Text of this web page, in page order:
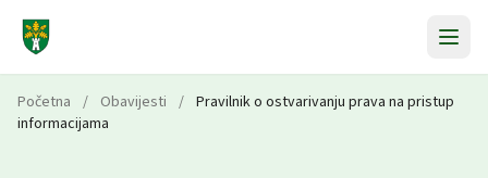
Početna / Obavijesti / Pravilnik o ostvarivanju prava na pristup
informacijama